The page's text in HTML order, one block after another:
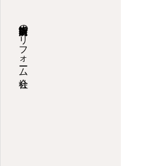
大阪府粉浜商店街のリフォーム会社